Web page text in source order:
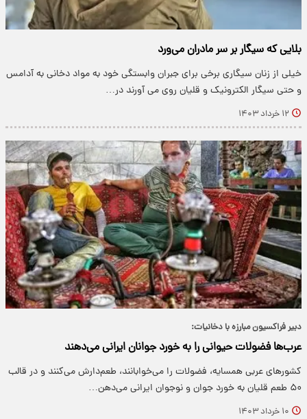
بلایی که سیگار بر سر مادران می‌ورد
خیلی از زنان سیگاری برخی برای جبران وابستگی خود به مواد دخانی به آدامس
و حتی سیگار الکترونیک و قلیان روی می آورند در…
۱۲ خرداد ۱۴۰۳
دبیر فراکسیون مبارزه با دخانیات:
عرب‌ها فضولات حیوانی را به خورد جوانان ایرانی می‌دهند
کشورهای عربی همسایه، فضولات را می‌خوابانند، طعم‌دارش می‌کنند و در قالب
۵۰ طعم قلیان به خورد جوان و نوجوان ایرانی می‌دهن…
۱۰ خرداد ۱۴۰۳